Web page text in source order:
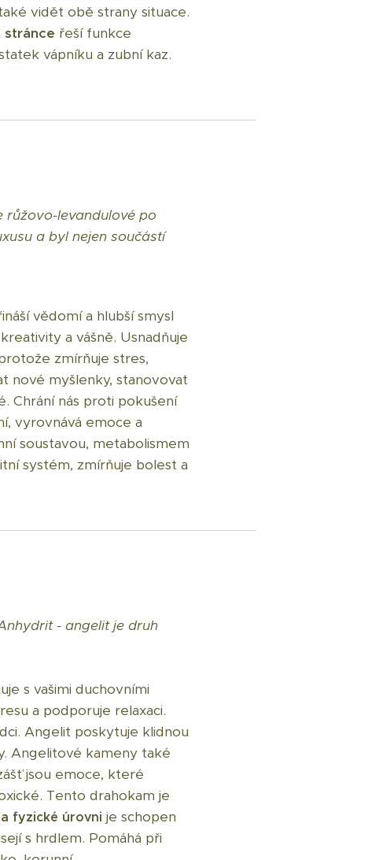
vidět obě strany situace.
stránce řeší funkce
vápníku a zubní kaz.
růžovo-levandulové po
a byl nejen součástí
vědomí a hlubší smysl
a vášně. Usnadňuje
zmírňuje stres,
nové myšlenky, stanovovat
Chrání nás proti pokušení
vyrovnává emoce a
soustavou, metabolismem
systém, zmírňuje bolest a
- angelit je druh
s vašimi duchovními
a podporuje relaxaci.
Angelit poskytuje klidnou
Angelitové kameny také
jsou emoce, které
Tento drahokam je
fyzické úrovni je schopen
s hrdlem. Pomáhá při